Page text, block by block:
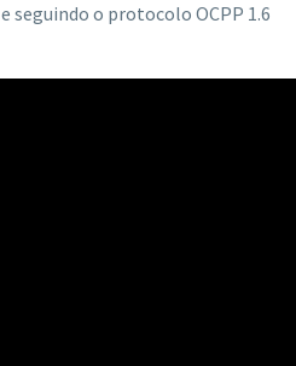
e seguindo o protocolo OCPP 1.6